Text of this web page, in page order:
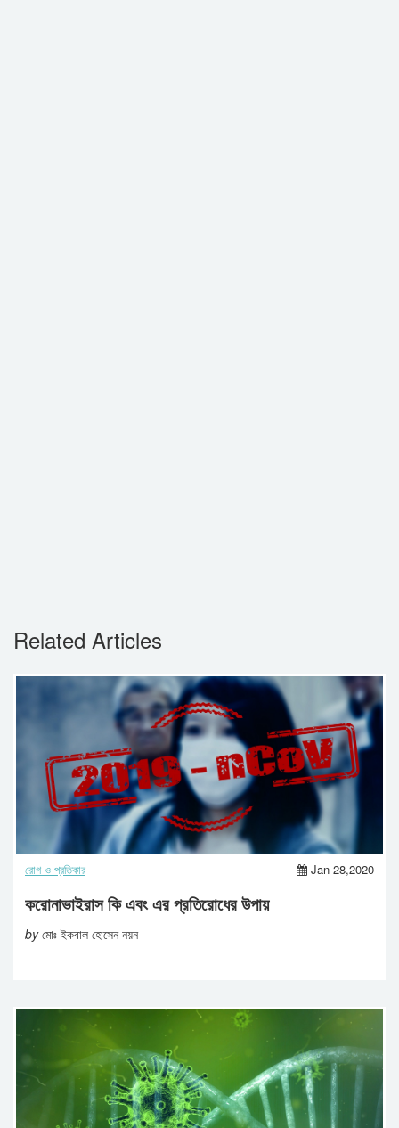
Related Articles
রোগ ও প্রতিকার Jan 28,2020
করোনাভাইরাস কি এবং এর প্রতিরোধের উপায়
byমোঃ ইকবাল হোসেন নয়ন